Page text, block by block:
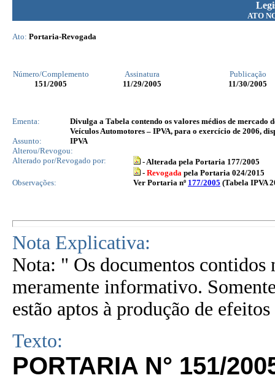
ATO
Ato: Portaria-Revogada
Número/Complemento Assinatura
Publicação
151/2005 11/29/2005 11/30/2005
Ementa:
Divulga a Tabela contendo os valores médios de mercado
Veículos Automotores – IPVA, para o exercício de 2006,
Assunto:
IPVA
Alterou/Revogou:
Alterado por/Revogado por:
- Alterada pela Portaria 177/2005
- Revogada pela Portaria 024/2015
Observações:
Ver Portaria nº 177/2005 (Tabela IPVA
Nota Explicativa:
Nota: " Os documentos contidos
meramente informativo.
estão aptos à produção de
Texto:
PORTARIA N° 151/